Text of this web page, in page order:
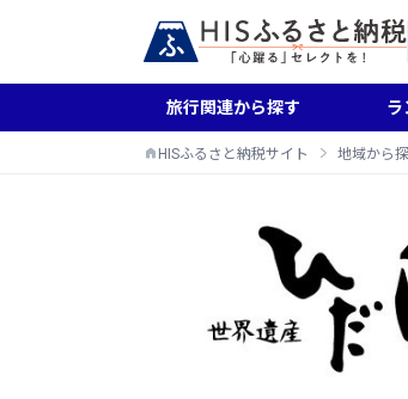
旅行関連から探す ラ
HISふるさと納税サイト 地域から